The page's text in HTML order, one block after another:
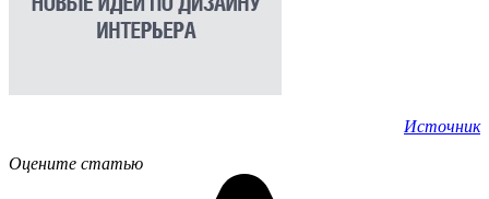
Источник
Оцените статью